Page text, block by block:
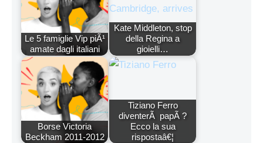
Le 5 famiglie Vip piÃ¹
amate dagli italiani
Kate Middleton, stop
della Regina a
gioielli…
Borse Victoria
Beckham 2011-2012
Tiziano Ferro
diventerÃ papÃ ?
Ecco la sua
rispostaâ€¦